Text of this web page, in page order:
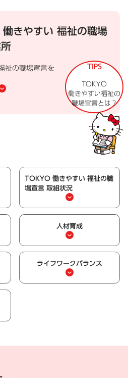
きやすい 福祉の職場
祉の職場宣言を
TIPS
TOKYO
働きやすい福祉の
職場宣言とは？
TOKYO 働きやすい 福祉の職
場宣言 取組状況
人材育成
ライフワークバランス